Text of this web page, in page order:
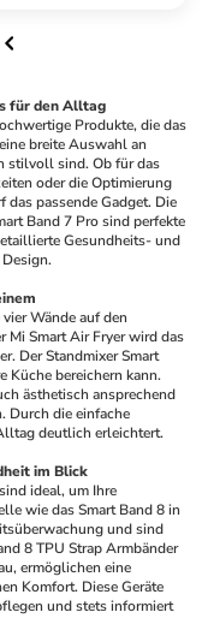
für den Alltag
Produkte, die das
breite Auswahl an
stilvoll sind. Ob für das
oder die Optimierung
das passende Gadget. Die
Band 7 Pro sind perfekte
Gesundheits- und
Wände auf den
Mi Smart Air Fryer wird das
Der Standmixer Smart
Küche bereichern kann.
ästhetisch ansprechend
Durch die einfache
deutlich erleichtert.
im Blick
ideal, um Ihre
wie das Smart Band 8 in
und sind
8 TPU Strap Armbänder
ermöglichen eine
Komfort. Diese Geräte
und stets informiert